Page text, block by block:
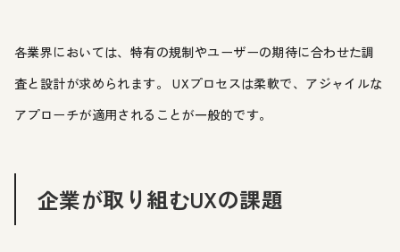
各業界においては、特有の規制やユーザーの期待に合わせた調
査と設計が求められます。 UXプロセスは柔軟で、アジャイルな
アプローチが適用されることが一般的です。
企業が取り組むUXの課題